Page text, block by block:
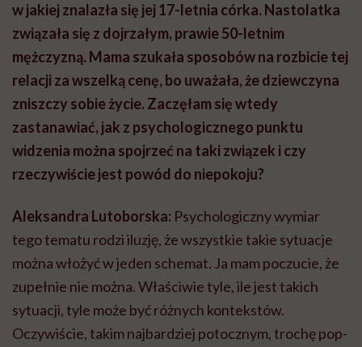
w jakiej znalazła się jej 17-letnia córka. Nastolatka
związała się z dojrzałym, prawie 50-letnim
mężczyzną. Mama szukała sposobów na rozbicie tej
relacji za wszelką cenę, bo uważała, że dziewczyna
zniszczy sobie życie. Zaczęłam się wtedy
zastanawiać, jak z psychologicznego punktu
widzenia można spojrzeć na taki związek i czy
rzeczywiście jest powód do niepokoju?
Aleksandra Lutoborska: Psychologiczny wymiar
tego tematu rodzi iluzję, że wszystkie takie sytuacje
można włożyć w jeden schemat. Ja mam poczucie, że
zupełnie nie można. Właściwie tyle, ile jest takich
sytuacji, tyle może być różnych kontekstów.
Oczywiście, takim najbardziej potocznym, trochę pop-